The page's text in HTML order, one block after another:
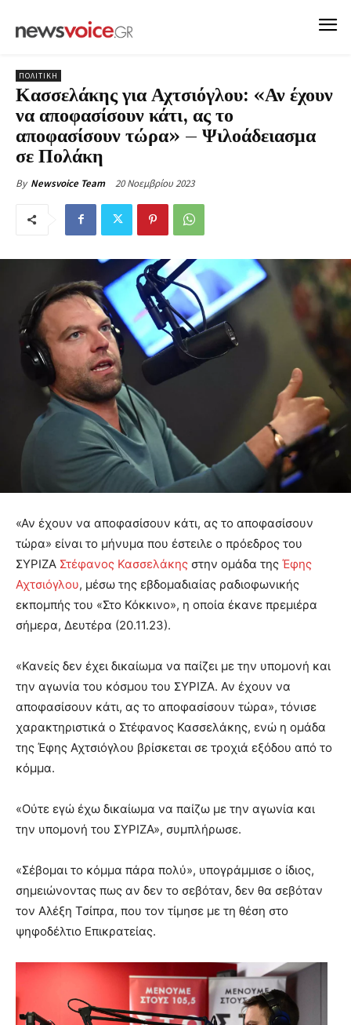
ΠΟΛΙΤΙΚΗ
Κασσελάκης για Αχτσιόγλου: «Αν έχουν
να αποφασίσουν κάτι, ας το
αποφασίσουν τώρα» – Ψιλοάδειασμα
σε Πολάκη
By Newsvoice Team 20 Νοεμβρίου 2023
«Αν έχουν να αποφασίσουν κάτι, ας το αποφασίσουν
τώρα» είναι το μήνυμα που έστειλε ο πρόεδρος του
ΣΥΡΙΖΑ Στέφανος Κασσελάκης στην ομάδα της Έφης
Αχτσιόγλου, μέσω της εβδομαδιαίας ραδιοφωνικής
εκπομπής του «Στο Κόκκινο», η οποία έκανε πρεμιέρα
σήμερα, Δευτέρα (20.11.23).
«Κανείς δεν έχει δικαίωμα να παίζει με την υπομονή και
την αγωνία του κόσμου του ΣΥΡΙΖΑ. Αν έχουν να
αποφασίσουν κάτι, ας το αποφασίσουν τώρα», τόνισε
χαρακτηριστικά ο Στέφανος Κασσελάκης, ενώ η ομάδα
της Έφης Αχτσιόγλου βρίσκεται σε τροχιά εξόδου από το
κόμμα.
«Ούτε εγώ έχω δικαίωμα να παίζω με την αγωνία και
την υπομονή του ΣΥΡΙΖΑ», συμπλήρωσε.
«Σέβομαι το κόμμα πάρα πολύ», υπογράμμισε ο ίδιος,
σημειώνοντας πως αν δεν το σεβόταν, δεν θα σεβόταν
τον Αλέξη Τσίπρα, που τον τίμησε με τη θέση στο
ψηφοδέλτιο Επικρατείας.